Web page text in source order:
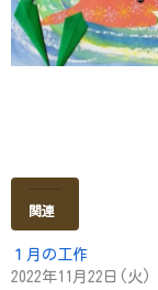
関連
１月の工作
2022年11月22日(火)